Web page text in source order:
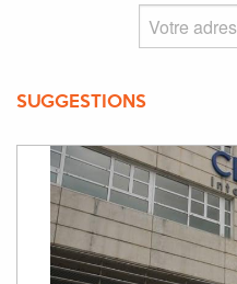
SUGGESTIONS